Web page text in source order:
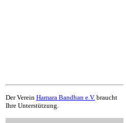
Der Verein Hamara Bandhan e.V. braucht
Ihre Unterstützung.